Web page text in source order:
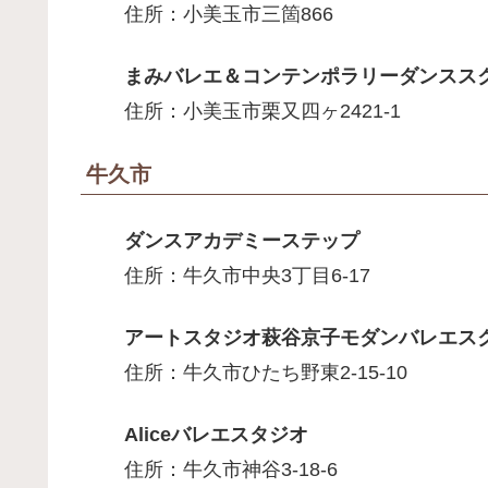
住所：小美玉市三箇866
まみバレエ＆コンテンポラリーダンスス
住所：小美玉市栗又四ヶ2421-1
牛久市
ダンスアカデミーステップ
住所：牛久市中央3丁目6-17
アートスタジオ萩谷京子モダンバレエス
住所：牛久市ひたち野東2-15-10
Aliceバレエスタジオ
住所：牛久市神谷3-18-6